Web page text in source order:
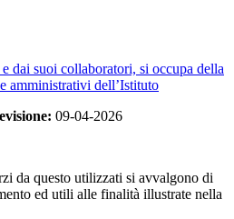
dai suoi collaboratori, si occupa della
amministrativi dell’Istituto
09-04-2026
da questo utilizzati si avvalgono di
ed utili alle finalità illustrate nella